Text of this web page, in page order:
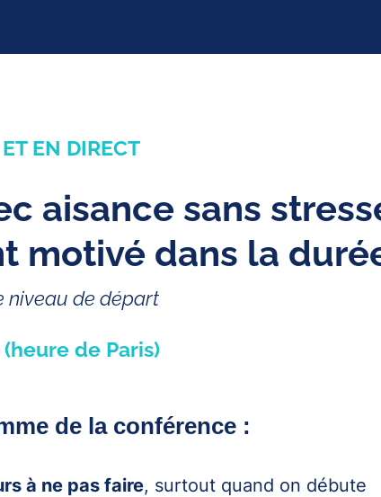
EN DIRECT
aisance sans
motivé dans la
niveau de départ
(heure de Paris)
de la conférence :
à ne pas faire, surtout quand on débute